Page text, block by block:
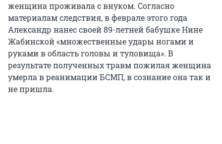
женщина проживала с внуком. Согласно
материалам следствия, в феврале этого года
Александр нанес своей 89-летней бабушке Нине
Жабинской «множественные удары ногами и
руками в область головы и туловища». В
результате полученных травм пожилая женщина
умерла в реанимации БСМП, в сознание она так и
не пришла.